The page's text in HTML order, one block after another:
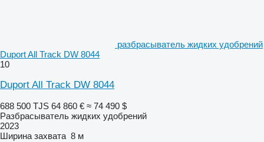
разбрасыватель жидких удобрений
Duport All Track DW 8044
10
Duport All Track DW 8044
688 500 TJS 64 860 € ≈ 74 490 $
Разбрасыватель жидких удобрений
2023
Ширина захвата 8 м